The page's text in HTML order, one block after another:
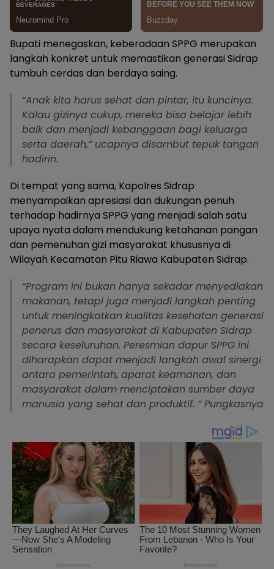
Bupati menegaskan, keberadaan SPPG merupakan
langkah konkret untuk memastikan generasi Sidrap
tumbuh cerdas dan berdaya saing.
“Anak kita harus sehat dan pintar, itu kuncinya.
Kalau gizinya cukup, mereka bisa belajar lebih
baik dan menjadi kebanggaan bagi keluarga
serta daerah,” ucapnya disambut tepuk tangan
hadirin.
Di tempat yang sama, Kapolres Sidrap
menyampaikan apresiasi dan dukungan penuh
terhadap hadirnya SPPG yang menjadi salah satu
upaya nyata dalam mendukung ketahanan pangan
dan pemenuhan gizi masyarakat khususnya di
Wilayah Kecamatan Pitu Riawa Kabupaten Sidrap.
“Program ini bukan hanya sekadar menyediakan
makanan, tetapi juga menjadi langkah penting
untuk meningkatkan kualitas kesehatan generasi
penerus dan masyarakat di Kabupaten Sidrap
secara keseluruhan. Peresmian dapur SPPG ini
diharapkan dapat menjadi langkah awal sinergi
antara pemerintah, aparat keamanan, dan
masyarakat dalam menciptakan sumber daya
manusia yang sehat dan produktif. ” Pungkasnya